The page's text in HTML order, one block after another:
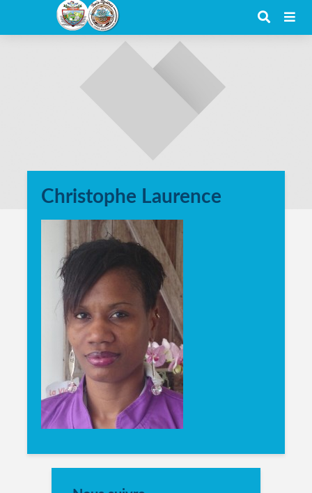
Christophe Laurence